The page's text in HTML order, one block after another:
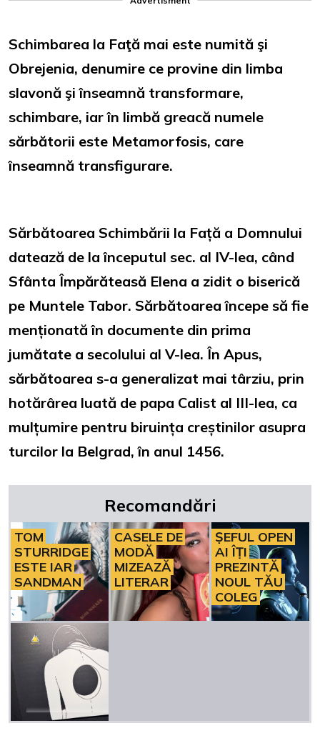
Schimbarea la Faţă mai este numită şi
Obrejenia, denumire ce provine din limba
slavonă şi înseamnă transformare,
schimbare, iar în limbă greacă numele
sărbătorii este Metamorfosis, care
înseamnă transfigurare.
Sărbătoarea Schimbării la Față a Domnului
datează de la începutul sec. al IV-lea, când
Sfânta Împărăteasă Elena a zidit o biserică
pe Muntele Tabor. Sărbătoarea începe să fie
menționată în documente din prima
jumătate a secolului al V-lea. În Apus,
sărbătoarea s-a generalizat mai târziu, prin
hotărârea luată de papa Calist al III-lea, ca
mulțumire pentru biruința creștinilor asupra
turcilor la Belgrad, în anul 1456.
Recomandări
TOM
STURRIDGE
ESTE IAR
SANDMAN
CASELE DE
MODĂ
MIZEAZĂ
LITERAR
ȘEFUL OPEN
AI ÎȚI
PREZINTĂ
NOUL TĂU
COLEG